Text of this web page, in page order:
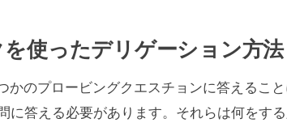
使ったデリゲーション方法
かのプロービングクエスチョンに答えるこ
に答える必要があります。それらは何をす